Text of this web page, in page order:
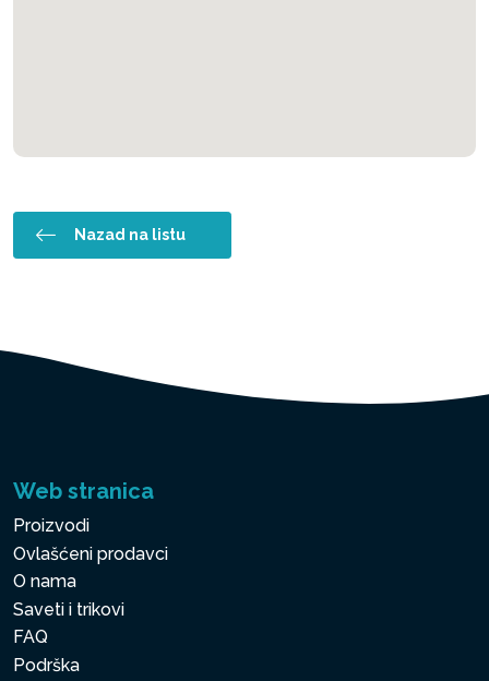
Nazad na listu
Web stranica
Proizvodi
Ovlašćeni prodavci
O nama
Saveti i trikovi
FAQ
Podrška